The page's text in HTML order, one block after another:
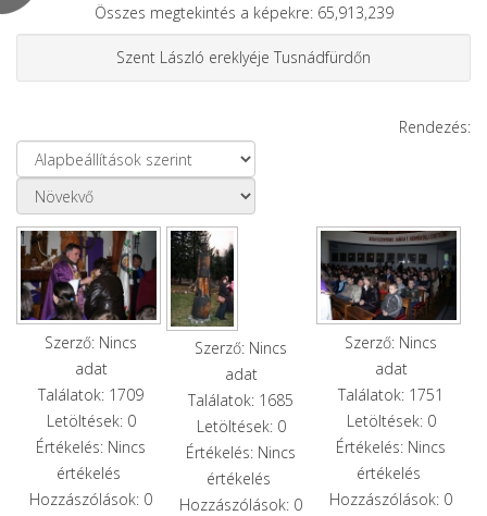
Összes megtekintés a képekre: 65,913,239
Szent László ereklyéje Tusnádfürdőn
Rendezés:
Szerző: Nincs
adat
Találatok: 1709
Letöltések: 0
Értékelés: Nincs
értékelés
Hozzászólások: 0
Szerző: Nincs
adat
Találatok: 1685
Letöltések: 0
Értékelés: Nincs
értékelés
Hozzászólások: 0
Szerző: Nincs
adat
Találatok: 1751
Letöltések: 0
Értékelés: Nincs
értékelés
Hozzászólások: 0